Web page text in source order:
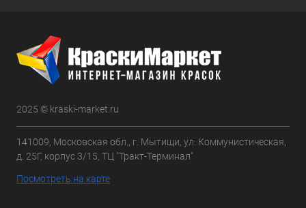
2025 © kraski-market.ru
141009, Московская обл., г. Мытищи, ул. Коммунистическая,
д. 25Г, корпус 3/15, ТЦ "Тракт-Терминал"
Посмотреть на карте